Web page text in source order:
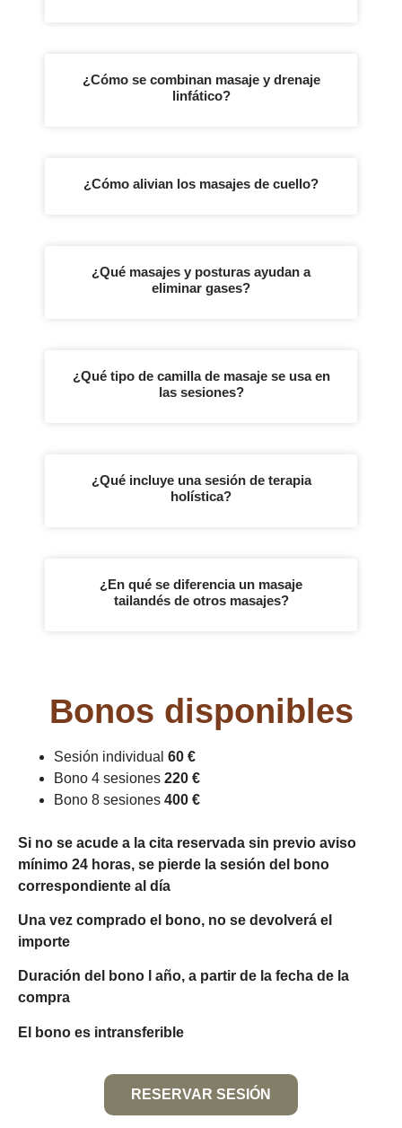
¿Cómo se combinan masaje y drenaje
linfático?
¿Cómo alivian los masajes de cuello?
¿Qué masajes y posturas ayudan a
eliminar gases?
¿Qué tipo de camilla de masaje se usa en
las sesiones?
¿Qué incluye una sesión de terapia
holística?
¿En qué se diferencia un masaje
tailandés de otros masajes?
Bonos disponibles
Sesión individual 60 €
Bono 4 sesiones 220 €
Bono 8 sesiones 400 €
Si no se acude a la cita reservada sin previo aviso
mínimo 24 horas, se pierde la sesión del bono
correspondiente al día
Una vez comprado el bono, no se devolverá el
importe
Duración del bono l año, a partir de la fecha de la
compra
El bono es intransferible
RESERVAR SESIÓN